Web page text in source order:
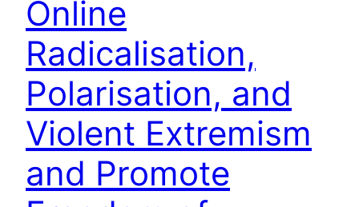
Online
Radicalisation,
Polarisation, and
Violent Extremism
and Promote